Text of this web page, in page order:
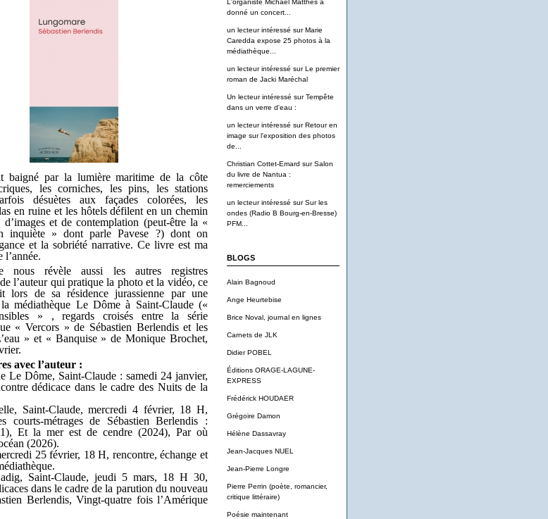
L'organiste Michaël Matthes a
donné un concert...
un lecteur intéressé surMarie
Caredda expose 25 photos à la
médiathèque...
un lecteur intéressé surLe premier
roman de Jacki Maréchal
Un lecteur intéressé surTempête
dans un verre d'eau :
un lecteur intéressé surRetour en
image sur l'exposition des photos
de...
Christian Cottet-Emard surSalon
du livre de Nantua :
remerciements
un lecteur intéressé surSur les
ondes (Radio B Bourg-en-Bresse)
PFM...
BLOGS
Alain Bagnoud
Ange Heurtebise
Brice Noval, journal en lignes
Carnets de JLK
Didier POBEL
Éditions ORAGE-LAGUNE-
EXPRESS
Frédérick HOUDAER
Grégoire Damon
Hélène Dassavray
Jean-Jacques NUEL
Jean-Pierre Longre
Pierre Perrin (poète, romancier,
critique littéraire)
Poésie maintenant
baigné par la lumière maritime de la côte
les corniches, les pins, les stations
désuètes aux façades colorées, les
en ruine et les hôtels défilent en un chemin
d’images et de contemplation (peut-être la «
inquiète » dont parle Pavese ?) dont on
et la sobriété narrative. Ce livre est ma
l’année.
nous révèle aussi les autres registres
l’auteur qui pratique la photo et la vidéo, ce
lors de sa résidence jurassienne par une
médiathèque Le Dôme à Saint-Claude («
» , regards croisés entre la série
« Vercors » de Sébastien Berlendis et les
» et « Banquise » de Monique Brochet,
avec l’auteur :
Le Dôme, Saint-Claude : samedi 24 janvier,
dédicace dans le cadre des Nuits de la
Saint-Claude, mercredi 4 février, 18 H,
courts-métrages de Sébastien Berlendis :
Et la mer est de cendre (2024), Par où
(2026).
25 février, 18 H, rencontre, échange et
Saint-Claude, jeudi 5 mars, 18 H 30,
dans le cadre de la parution du nouveau
Berlendis, Vingt-quatre fois l’Amérique